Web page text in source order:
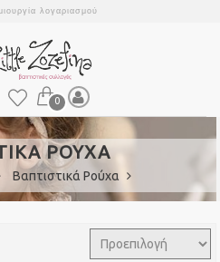
λογαριασμού
0
ΡΟΥΧΑ
Βαπτιστικά Ρούχα